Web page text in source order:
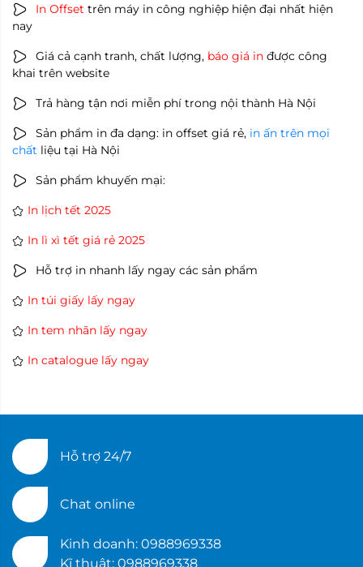
In Offset trên máy in công nghiệp hiện đại nhất hiện
nay
Giá cả cạnh tranh, chất lượng, báo giá in được công
khai trên website
Trả hàng tận nơi miễn phí trong nội thành Hà Nội
Sản phẩm in đa dạng: in offset giá rẻ, in ấn trên mọi
chất liệu tại Hà Nội
Sản phẩm khuyến mại:
In lịch tết 2025
In lì xì tết giá rẻ 2025
Hỗ trợ in nhanh lấy ngay các sản phẩm
In túi giấy lấy ngay
In tem nhãn lấy ngay
In catalogue lấy ngay
Hỗ trợ 24/7
Chat online
Kinh doanh: 0988969338
Kĩ thuật: 0988969338